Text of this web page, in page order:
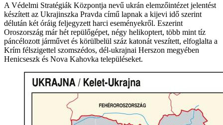
A Védelmi Stratégiák Központja nevű ukrán elemzőintézet jelentést
készített az Ukrajinszka Pravda című lapnak a kijevi idő szerint
délután két óráig feljegyzett harci eseményekről. Eszerint
Oroszország már hét repülőgépet, négy helikoptert, több mint tíz
páncélozott járművet és körülbelül száz katonát veszített, elfoglalta a
Krím félszigettel szomszédos, dél-ukrajnai Herszon megyében
Henicseszk és Nova Kahovka településeket.